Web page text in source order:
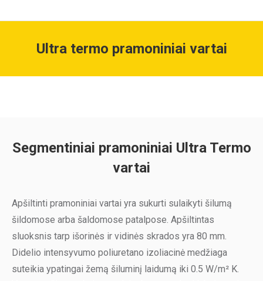
Ultra termo pramoniniai vartai
Segmentiniai pramoniniai Ultra Termo
vartai
Apšiltinti pramoniniai vartai yra sukurti sulaikyti šilumą
šildomose arba šaldomose patalpose. Apšiltintas
sluoksnis tarp išorinės ir vidinės skrados yra 80 mm.
Didelio intensyvumo poliuretano izoliacinė medžiaga
suteikia ypatingai žemą šiluminį laidumą iki 0.5 W/m² K.